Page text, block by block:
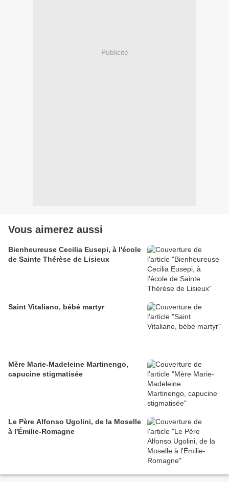
Publicité
Vous aimerez aussi
Bienheureuse Cecilia Eusepi, à l'école
de Sainte Thérèse de Lisieux
Saint Vitaliano, bébé martyr
Mère Marie-Madeleine Martinengo,
capucine stigmatisée
Le Père Alfonso Ugolini, de la Moselle
à l'Émilie-Romagne